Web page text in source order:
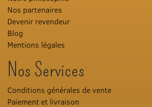
Nos partenaires
Devenir revendeur
Blog
Mentions légales
Nos Services
Conditions générales de vente
Paiement et livraison